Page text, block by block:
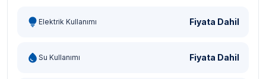
Elektrik Kullanımı Fiyata Dahil
Su Kullanımı Fiyata Dahil